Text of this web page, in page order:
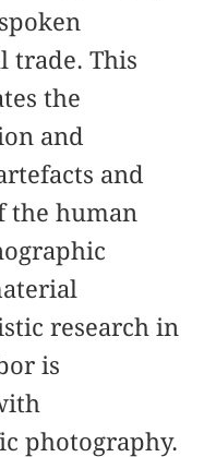
trade. This
the
and
and
the human
research in
is
photography.